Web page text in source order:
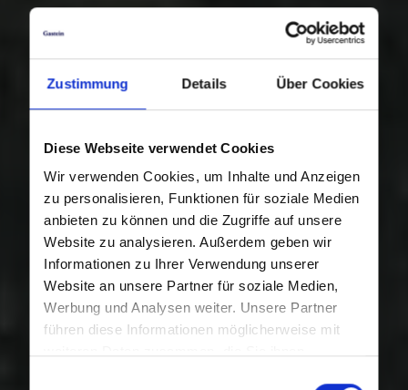
Zustimmung Details Über Cookies
Diese Webseite verwendet Cookies
Wir verwenden Cookies, um Inhalte und Anzeigen
zu personalisieren, Funktionen für soziale Medien
anbieten zu können und die Zugriffe auf unsere
Website zu analysieren. Außerdem geben wir
Informationen zu Ihrer Verwendung unserer
Website an unsere Partner für soziale Medien,
Werbung und Analysen weiter. Unsere Partner
führen diese Informationen möglicherweise mit